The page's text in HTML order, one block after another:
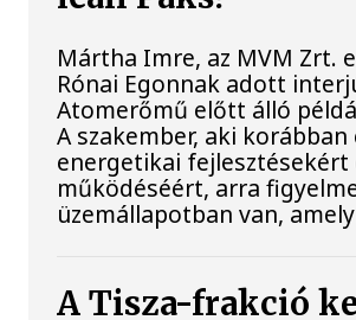
Mártha Imre, az MVM Zrt.
Rónai Egonnak adott
Atomerőmű előtt álló
A szakember, aki
energetikai
működéséért, arra
üzemállapotban van,
A Tisza-frakció